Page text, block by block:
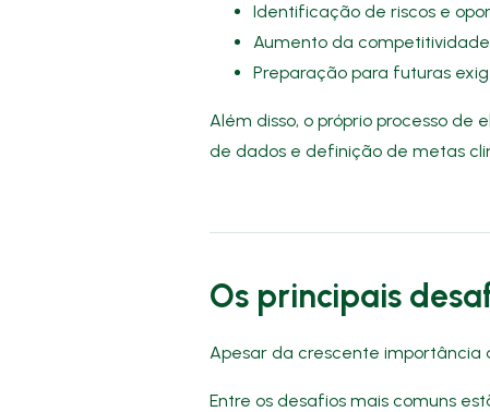
Identificação de riscos e
Aumento da
Preparação para futuras
Além disso, o próprio processo
de dados e definição de metas
Os principais
Apesar da crescente importância
Entre os desafios mais comuns